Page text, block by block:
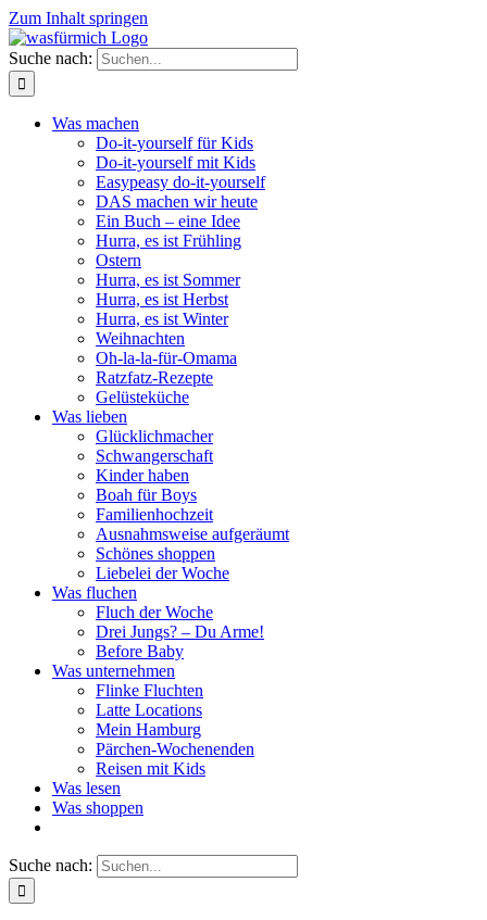
Zum Inhalt springen
Suche nach:
Was machen
Do-it-yourself für Kids
Do-it-yourself mit Kids
Easypeasy do-it-yourself
DAS machen wir heute
Ein Buch – eine Idee
Hurra, es ist Frühling
Ostern
Hurra, es ist Sommer
Hurra, es ist Herbst
Hurra, es ist Winter
Weihnachten
Oh-la-la-für-Omama
Ratzfatz-Rezepte
Gelüsteküche
Was lieben
Glücklichmacher
Schwangerschaft
Kinder haben
Boah für Boys
Familienhochzeit
Ausnahmsweise aufgeräumt
Schönes shoppen
Liebelei der Woche
Was fluchen
Fluch der Woche
Drei Jungs? – Du Arme!
Before Baby
Was unternehmen
Flinke Fluchten
Latte Locations
Mein Hamburg
Pärchen-Wochenenden
Reisen mit Kids
Was lesen
Was shoppen
Suche nach: